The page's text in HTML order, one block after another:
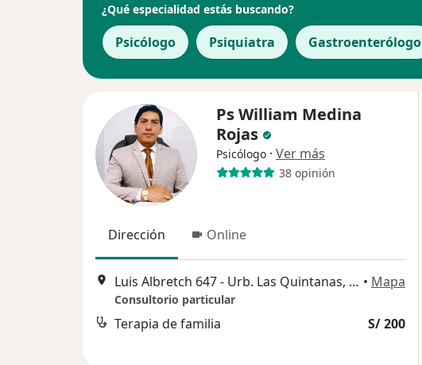
¿Qué especialidad estás buscando?
Psicólogo Psiquiatra Gastroenterólogo
Ps William Medina
Rojas
Psicólogo · Ver más
38 opinión
Dirección Online
Luis Albretch 647 - Urb. Las Quintanas, Trujillo • Mapa
Consultorio particular
Terapia de familia S/ 200